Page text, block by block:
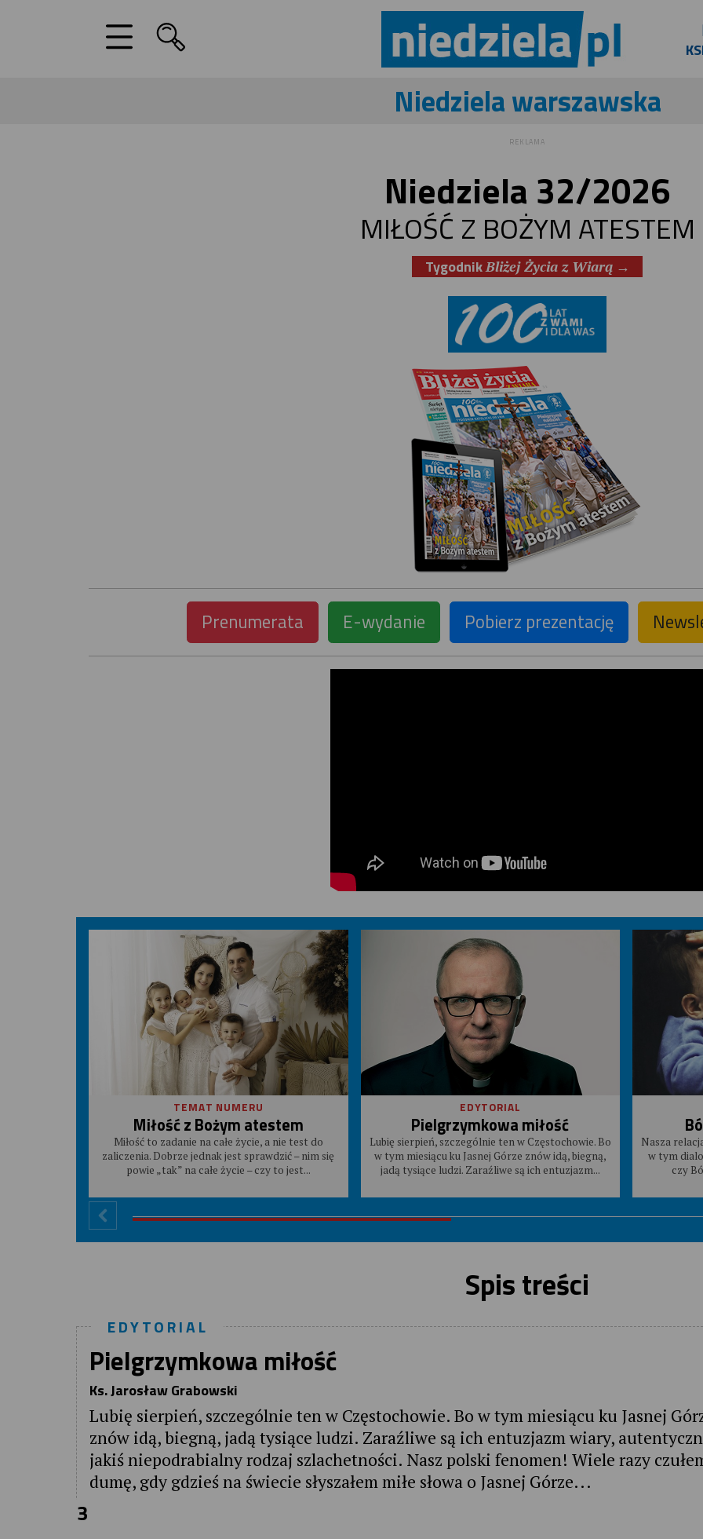
Niedziela warszawska
REKLAMA
Niedziela 32/2026
MIŁOŚĆ Z BOŻYM ATESTEM
TygodnikBliżej Życia z Wiarą→
Prenumerata E-wydanie Pobierz prezentację
TEMAT NUMERU
Miłość z Bożym atestem
Miłość to zadanie na całe życie, a nie test do
zaliczenia. Dobrze jednak jest sprawdzić – nim się
powie „tak” na całe życie – czy to jest...
EDYTORIAL
Pielgrzymkowa miłość
Lubię sierpień, szczególnie ten w Częstochowie. Bo
w tym miesiącu ku Jasnej Górze znów idą, biegną,
jadą tysiące ludzi. Zaraźliwe są ich entuzjazm...
Nasza
w tym
czy
Spis treści
EDYTORIAL
Pielgrzymkowa miłość
Ks. Jarosław Grabowski
Lubię sierpień, szczególnie ten w Częstochowie. Bo w tym miesiącu ku Jasnej
znów idą, biegną, jadą tysiące ludzi. Zaraźliwe są ich entuzjazm wiary,
jakiś niepodrabialny rodzaj szlachetności. Nasz polski fenomen! Wiele razy
dumę, gdy gdzieś na świecie słyszałem miłe słowa o Jasnej Górze...
3